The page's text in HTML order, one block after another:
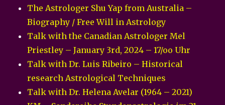
The Astrologer Shu Yap from Australia –
Biography / Free Will in Astrology
Talk with the Canadian Astrologer Mel
Priestley – January 3rd, 2024 – 17/oo Uhr
Talk with Dr. Luis Ribeiro – Historical
research Astrological Techniques
Talk with Dr. Helena Avelar (1964 – 2021)